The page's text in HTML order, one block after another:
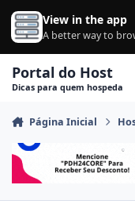
Ir para conteúdo
View in the app
A better way to
Portal do Host
Dicas para quem hospeda
Página Inicial